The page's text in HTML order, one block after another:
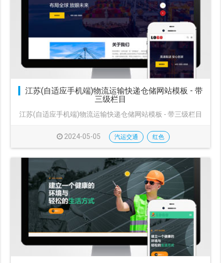
江苏(自适应手机端)物流运输快递仓储网站模板 - 带
三级栏目
江苏(自适应手机端)物流运输快递仓储网站模板 - 带三级栏目
2024-05-05 汽运交通 红色